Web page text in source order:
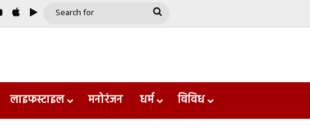
YouTube
AppleGoogle Play
Search
लाइफस्टाइल मनोरंजन धर्म विविध